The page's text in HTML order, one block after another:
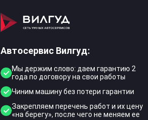
Автосервис Вилгуд:
Мы держим слово: даем гарантию 2
года по договору на свои работы
Чиним машину без потери гарантии
Закрепляем перечень работ и их цену
«на берегу», после чего не меняем ее